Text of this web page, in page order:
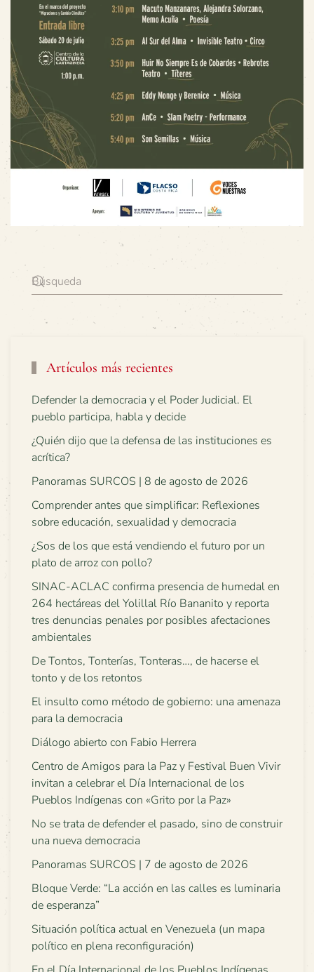
Artículos más recientes
Defender la democracia y el Poder Judicial. El
pueblo participa, habla y decide
¿Quién dijo que la defensa de las instituciones es
acrítica?
Panoramas SURCOS | 8 de agosto de 2026
Comprender antes que simplificar: Reflexiones
sobre educación, sexualidad y democracia
¿Sos de los que está vendiendo el futuro por un
plato de arroz con pollo?
SINAC-ACLAC confirma presencia de humedal en
264 hectáreas del Yolillal Río Bananito y reporta
tres denuncias penales por posibles afectaciones
ambientales
De Tontos, Tonterías, Tonteras…, de hacerse el
tonto y de los retontos
El insulto como método de gobierno: una amenaza
para la democracia
Diálogo abierto con Fabio Herrera
Centro de Amigos para la Paz y Festival Buen Vivir
invitan a celebrar el Día Internacional de los
Pueblos Indígenas con «Grito por la Paz»
No se trata de defender el pasado, sino de construir
una nueva democracia
Panoramas SURCOS | 7 de agosto de 2026
Bloque Verde: “La acción en las calles es luminaria
de esperanza”
Situación política actual en Venezuela (un mapa
político en plena reconfiguración)